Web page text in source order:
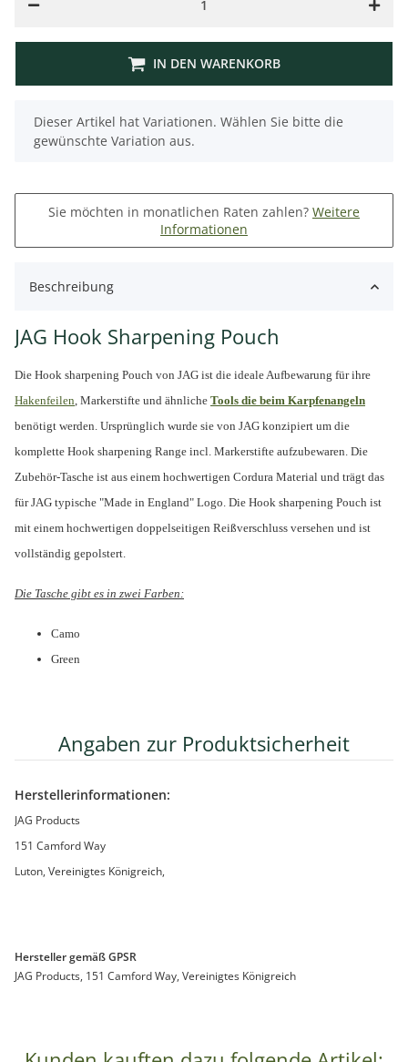
IN DEN WARENKORB
x
Dieser Artikel hat Variationen. Wählen Sie bitte die
gewünschte Variation aus.
Sie möchten in monatlichen Raten zahlen? Weitere
Informationen
Beschreibung
JAG Hook Sharpening Pouch
Die Hook sharpening Pouch von JAG ist die ideale Aufbewarung für ihre
Hakenfeilen, Markerstifte und ähnliche Tools die beim Karpfenangeln
benötigt werden. Ursprünglich wurde sie von JAG konzipiert um die
komplette Hook sharpening Range incl. Markerstifte aufzubewaren. Die
Zubehör-Tasche ist aus einem hochwertigen Cordura Material und trägt das
für JAG typische "Made in England" Logo. Die Hook sharpening Pouch ist
mit einem hochwertigen doppelseitigen Reißverschluss versehen und ist
vollständig gepolstert.
Die Tasche gibt es in zwei Farben:
Camo
Green
Angaben zur Produktsicherheit
Herstellerinformationen:
JAG Products
151 Camford Way
Luton, Vereinigtes Königreich,
Hersteller gemäß GPSR
JAG Products, 151 Camford Way, Vereinigtes Königreich